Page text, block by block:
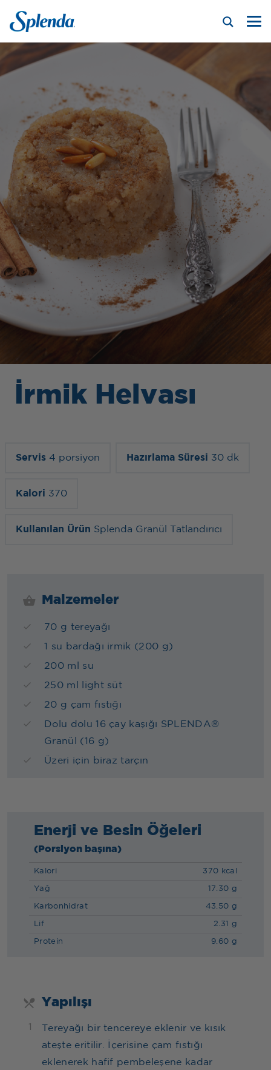
İrmik Helvası
Servis 4 porsiyon Hazırlama Süresi 30 dk
Kalori 370
Kullanılan Ürün Splenda Granül Tatlandırıcı
Malzemeler
70 g tereyağı
1 su bardağı irmik (200 g)
200 ml su
250 ml light süt
20 g çam fıstığı
Dolu dolu 16 çay kaşığı SPLENDA®
Granül (16 g)
Üzeri için biraz tarçın
Enerji ve Besin Öğeleri
(Porsiyon başına)
Kalori 370 kcal
Yağ 17.30 g
Karbonhidrat 43.50 g
Lif 2.31 g
Protein 9.60 g
Yapılışı
1
Tereyağı bir tencereye eklenir ve kısık
ateşte eritilir. İçerisine çam fıstığı
eklenerek hafif pembeleşene kadar